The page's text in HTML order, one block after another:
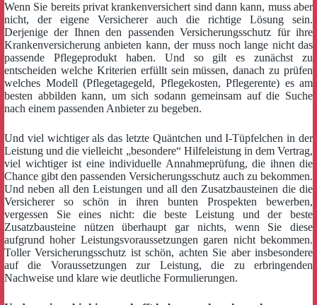
Wenn Sie bereits privat krankenversichert sind dann kann, muss aber
nicht, der eigene Versicherer auch die richtige Lösung sein.
Derjenige der Ihnen den passenden Versicherungsschutz für ihre
Krankenversicherung anbieten kann, der muss noch lange nicht das
passende Pflegeprodukt haben. Und so gilt es zunächst zu
entscheiden welche Kriterien erfüllt sein müssen, danach zu prüfen
welches Modell (Pflegetagegeld, Pflegekosten, Pflegerente) es am
besten abbilden kann, um sich sodann gemeinsam auf die Suche
nach einem passenden Anbieter zu begeben.
Und viel wichtiger als das letzte Quäntchen und I-Tüpfelchen in der
Leistung und die vielleicht „besondere“ Hilfeleistung in dem Vertrag,
viel wichtiger ist eine individuelle Annahmeprüfung, die ihnen die
Chance gibt den passenden Versicherungsschutz auch zu bekommen.
Und neben all den Leistungen und all den Zusatzbausteinen die die
Versicherer so schön in ihren bunten Prospekten bewerben,
vergessen Sie eines nicht: die beste Leistung und der beste
Zusatzbausteine nützen überhaupt gar nichts, wenn Sie diese
aufgrund hoher Leistungsvoraussetzungen garen nicht bekommen.
Toller Versicherungsschutz ist schön, achten Sie aber insbesondere
auf die Voraussetzungen zur Leistung, die zu erbringenden
Nachweise und klare wie deutliche Formulierungen.